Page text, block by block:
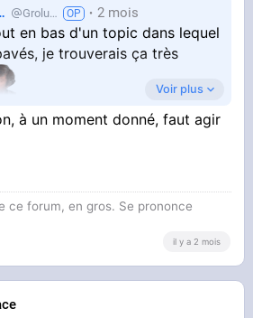
Grolutes 2 mois
en bas d'un topic dans lequel
je trouverais ça très
chose à faire il me semble
Voir plus
à un moment donné, faut agir
ce forum, en gros. Se prononce
il y a 2 mois